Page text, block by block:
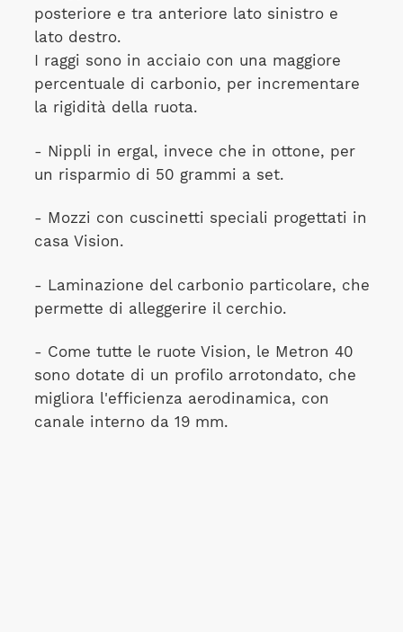
posteriore e tra anteriore lato sinistro e
lato destro.
I raggi sono in acciaio con una maggiore
percentuale di carbonio, per incrementare
la rigidità della ruota.
- Nippli in ergal, invece che in ottone, per
un risparmio di 50 grammi a set.
- Mozzi con cuscinetti speciali progettati in
casa Vision.
- Laminazione del carbonio particolare, che
permette di alleggerire il cerchio.
- Come tutte le ruote Vision, le Metron 40
sono dotate di un profilo arrotondato, che
migliora l'efficienza aerodinamica, con
canale interno da 19 mm.